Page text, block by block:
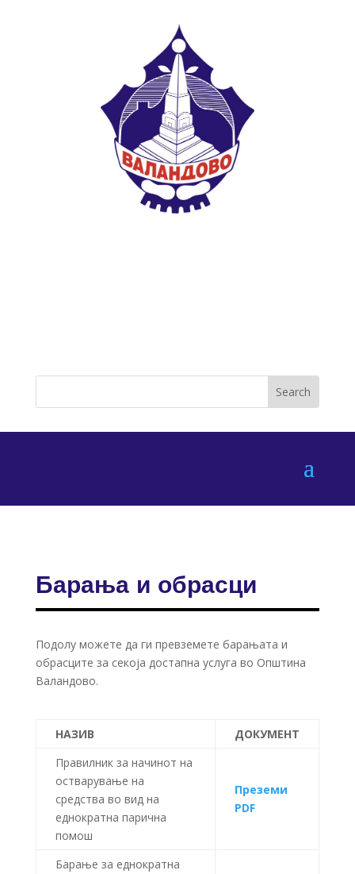
Барања и обрасци
Подолу можете да ги превземете барањата и
обрасците за секоја достапна услуга во Општина
Валандово.
НАЗИВ
ДОКУМЕНТ
Правилник за начинот на
остварување на
средства во вид на
еднократна парична
помош
Преземи
PDF
Барање за еднократна